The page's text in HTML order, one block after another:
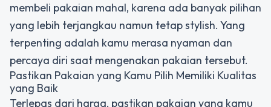
membeli pakaian mahal, karena ada banyak pilihan
yang lebih terjangkau namun tetap stylish. Yang
terpenting adalah kamu merasa nyaman dan
percaya diri saat mengenakan pakaian tersebut.
Pastikan Pakaian yang Kamu Pilih Memiliki Kualitas
yang Baik
Terlepas dari harga, pastikan pakaian yang kamu